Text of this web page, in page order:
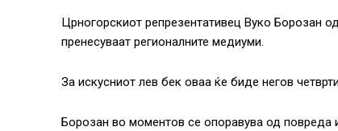
Црногорскиот репрезентативец Вуко Борозан
пренесуваат регионалните медиуми.
За искусниот лев бек оваа ќе биде негов
Борозан во моментов се опоравува од